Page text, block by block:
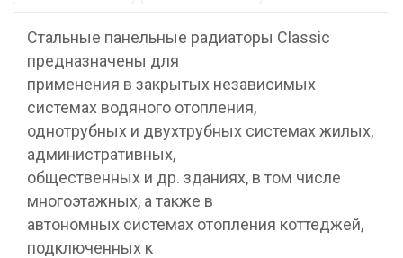
Стальные панельные радиаторы Classic
предназначены для
применения в закрытых независимых
системах водяного отопления,
однотрубных и двухтрубных системах жилых,
административных,
общественных и др. зданиях, в том числе
многоэтажных, а также в
автономных системах отопления коттеджей,
подключенных к